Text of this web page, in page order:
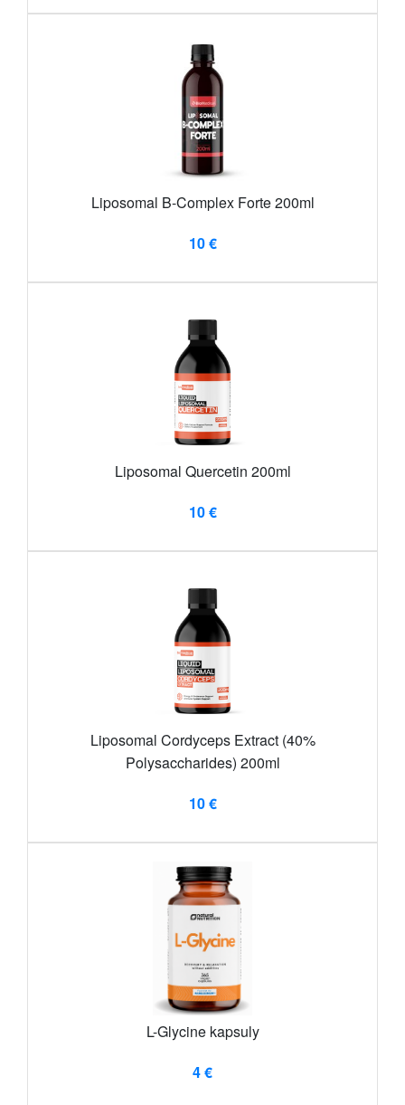
Liposomal B-Complex Forte 200ml
10 €
Liposomal Quercetin 200ml
10 €
Liposomal Cordyceps Extract (40%
Polysaccharides) 200ml
10 €
L-Glycine kapsuly
4 €